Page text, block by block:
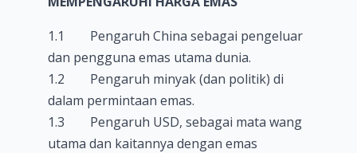
1.1 Pengaruh China sebagai pengeluar
dan pengguna emas utama dunia.
1.2 Pengaruh minyak (dan politik) di
dalam permintaan emas.
1.3 Pengaruh USD, sebagai mata wang
utama dan kaitannya dengan emas